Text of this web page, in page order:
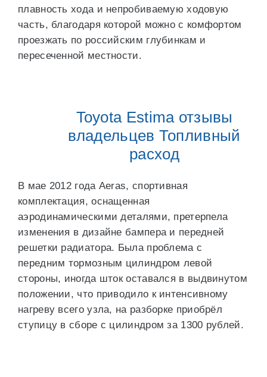
плавность хода и непробиваемую ходовую
часть, благодаря которой можно с комфортом
проезжать по российским глубинкам и
пересеченной местности.
Toyota Estima отзывы
владельцев Топливный
расход
В мае 2012 года Aeras, спортивная
комплектация, оснащенная
аэродинамическими деталями, претерпела
изменения в дизайне бампера и передней
решетки радиатора. Была проблема с
передним тормозным цилиндром левой
стороны, иногда шток оставался в выдвинутом
положении, что приводило к интенсивному
нагреву всего узла, на разборке приобрёл
ступицу в сборе с цилиндром за 1300 рублей.